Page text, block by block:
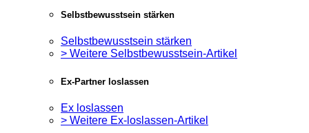
Selbstbewusstsein stärken
Selbstbewusstsein stärken
> Weitere Selbstbewusstsein-Artikel
Ex-Partner loslassen
Ex loslassen
> Weitere Ex-loslassen-Artikel